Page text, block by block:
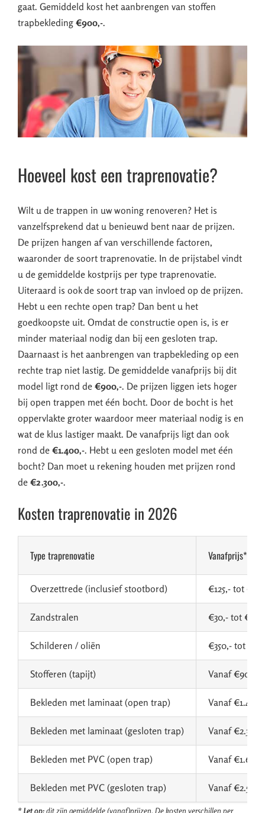
gaat. Gemiddeld kost het aanbrengen van stoffen
trapbekleding €900,-.
Hoeveel kost een traprenovatie?
Wilt u de trappen in uw woning renoveren? Het is
vanzelfsprekend dat u benieuwd bent naar de prijzen.
De prijzen hangen af van verschillende factoren,
waaronder de soort traprenovatie. In de prijstabel vindt
u de gemiddelde kostprijs per type traprenovatie.
Uiteraard is ook de soort trap van invloed op de prijzen.
Hebt u een rechte open trap? Dan bent u het
goedkoopste uit. Omdat de constructie open is, is er
minder materiaal nodig dan bij een gesloten trap.
Daarnaast is het aanbrengen van trapbekleding op een
rechte trap niet lastig. De gemiddelde vanafprijs bij dit
model ligt rond de €900,-. De prijzen liggen iets hoger
bij open trappen met één bocht. Door de bocht is het
oppervlakte groter waardoor meer materiaal nodig is en
wat de klus lastiger maakt. De vanafprijs ligt dan ook
rond de €1.400,-. Hebt u een gesloten model met één
bocht? Dan moet u rekening houden met prijzen rond
de €2.300,-.
Kosten traprenovatie in 2026
Type traprenovatie Vanafprijs*
Overzettrede (inclusief stootbord) €125,- tot
Zandstralen €30,- tot
Schilderen / oliën €350,- tot
Stofferen (tapijt) Vanaf €900,-
Bekleden met laminaat (open trap) Vanaf €1.400,-
Bekleden met laminaat (gesloten trap) Vanaf €2.300,-
Bekleden met PVC (open trap) Vanaf
Bekleden met PVC (gesloten trap) Vanaf €2.500,-
* Let op:dit zijn gemiddelde (vanaf)prijzen. De kosten verschillen per